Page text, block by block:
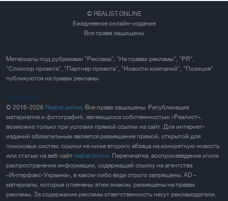
© REALIST.ONLINE
Ежедневное онлайн-издание
Все права защищены
Материалы под рубриками "Реклама", "На правах рекламы", "PR",
"Спонсор проекта", "Партнер проекта", "Новости компаний", "Позиция"
публикуются на правах рекламы
Карта сайта
© 2016-2026 Realist.online. Все права защищены. Републикация
материалов и фотографий, являющихся собственностью «Реалист»,
возможна только при условии прямой ссылки на сайт. Для интернет-
изданий обязательным является размещение прямой, открытой для
поисковых систем, ссылки не ниже второго абзаца на конкретную новость
или статью на веб-сайт realist.online. Перепечатка, воспроизведение и/или
распространение информации, содержащей ссылку на агентства
«Интерфакс-Украина», в каком-либо виде строго запрещены. AD –
материалы, которые отмечены этим знаком, размещены на правах
рекламы. За содержание рекламы ответственность несут рекламодатели.